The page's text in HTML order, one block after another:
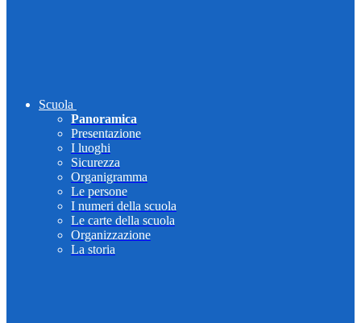
Scuola
Panoramica
Presentazione
I luoghi
Sicurezza
Organigramma
Le persone
I numeri della scuola
Le carte della scuola
Organizzazione
La storia